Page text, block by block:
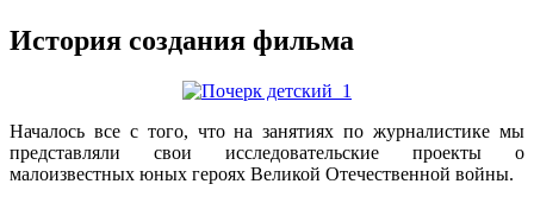
История создания фильма
Началось все с того, что на занятиях по журналистике мы
представляли свои исследовательские проекты о
малоизвестных юных героях Великой Отечественной войны.